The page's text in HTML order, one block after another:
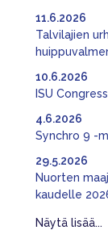
Talvilajien
11.6.2026
ISU
10.6.2026
Synchro 9 -
4.6.2026
Nuorten
kaudelle
29.5.2026
Näytä lisää...